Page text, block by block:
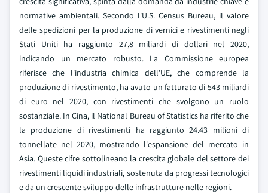
normative ambientali. Secondo l'U.S. Census Bureau, il valore
delle spedizioni per la produzione di vernici e rivestimenti negli
Stati Uniti ha raggiunto 27,8 miliardi di dollari nel 2020,
indicando un mercato robusto. La Commissione europea
riferisce che l'industria chimica dell'UE, che comprende la
produzione di rivestimento, ha avuto un fatturato di 543 miliardi
di euro nel 2020, con rivestimenti che svolgono un ruolo
sostanziale. In Cina, il National Bureau of Statistics ha riferito che
la produzione di rivestimenti ha raggiunto 24.43 milioni di
tonnellate nel 2020, mostrando l'espansione del mercato in
Asia. Queste cifre sottolineano la crescita globale del settore dei
rivestimenti liquidi industriali, sostenuta da progressi tecnologici
e da un crescente sviluppo delle infrastrutture nelle regioni.